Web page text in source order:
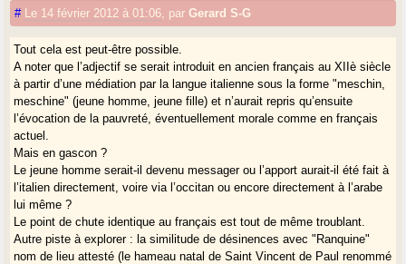
# Le 14 février 2012 à 01:06 parGerard S-G
Tout cela est peut-être possible.
A noter que l’adjectif se serait introduit en ancien français au XIIè siècle
à partir d’une médiation par la langue italienne sous la forme "meschin,
meschine" (jeune homme, jeune fille) et n’aurait repris qu’ensuite
l’évocation de la pauvreté, éventuellement morale comme en français
actuel.
Mais en gascon ?
Le jeune homme serait-il devenu messager ou l’apport aurait-il été fait à
l’italien directement, voire via l’occitan ou encore directement à l’arabe
lui même ?
Le point de chute identique au français est tout de même troublant.
Autre piste à explorer : la similitude de désinences avec "Ranquine"
nom de lieu attesté (le hameau natal de Saint Vincent de Paul renommé